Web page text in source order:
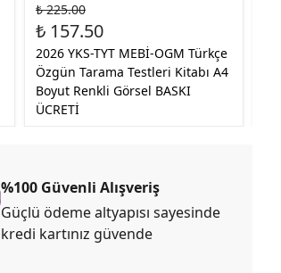
₺ 225.00
₺ 157.50
2026 YKS-TYT MEBİ-OGM Türkçe
Özgün Tarama Testleri Kitabı A4
Boyut Renkli Görsel BASKI
ÜCRETİ
%100 Güvenli Alışveriş
Güçlü ödeme altyapısı sayesinde
kredi kartınız güvende